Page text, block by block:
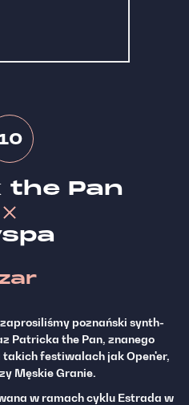
the Pan
poznański synth-
Patricka the Pan, znanego
festiwalach jak Open'er,
Męskie Granie.
w ramach cyklu Estrada w